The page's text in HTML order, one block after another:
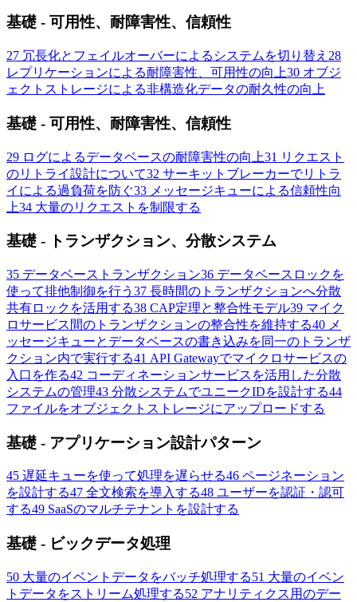
基礎 - 可用性、耐障害性、信頼性
27 冗長化とフェイルオーバーによるシステムを切り替え 28
レプリケーションによる耐障害性、可用性の向上30 オブジ
ェクトストレージによる非構造化データの耐久性の向上
基礎 - 可用性、耐障害性、信頼性
29 ログによるデータベースの耐障害性の向上31 リクエスト
のリトライ設計について32 サーキットブレーカーでリトラ
イによる過負荷を防ぐ33 メッセージキューによる信頼性向
上34 大量のリクエストを制限する
基礎 - トランザクション、分散システム
35 データベーストランザクション36 データベースロックを
使って排他制御を行う 37 長時間のトランザクションへ分散
共有ロックを活用する38 CAP定理と整合性モデル39 マイク
ロサービス間のトランザクションの整合性を維持する40 メ
ッセージキューとデータベースの書き込みを同一のトランザ
クション内で実行する41 API Gatewayでマイクロサービスの
入口を作る42 コーディネーションサービスを活用した分散
システムの管理43 分散システムでユニークIDを設計する44
ファイルをオブジェクトストレージにアップロードする
基礎 - アプリケーション設計パターン
45 遅延キューを使って処理を遅らせる46 ページネーション
を設計する47 全文検索を導入する48 ユーザーを認証・認可
する49 SaaSのマルチテナントを設計する
基礎 - ビックデータ処理
50 大量のイベントデータをバッチ処理する51 大量のイベン
トデータをストリーム処理する52 アナリティクス用のデー